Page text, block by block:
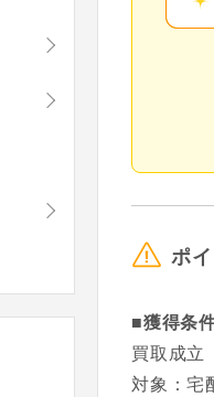
ポ
■獲得条
買取成立
対象：宅